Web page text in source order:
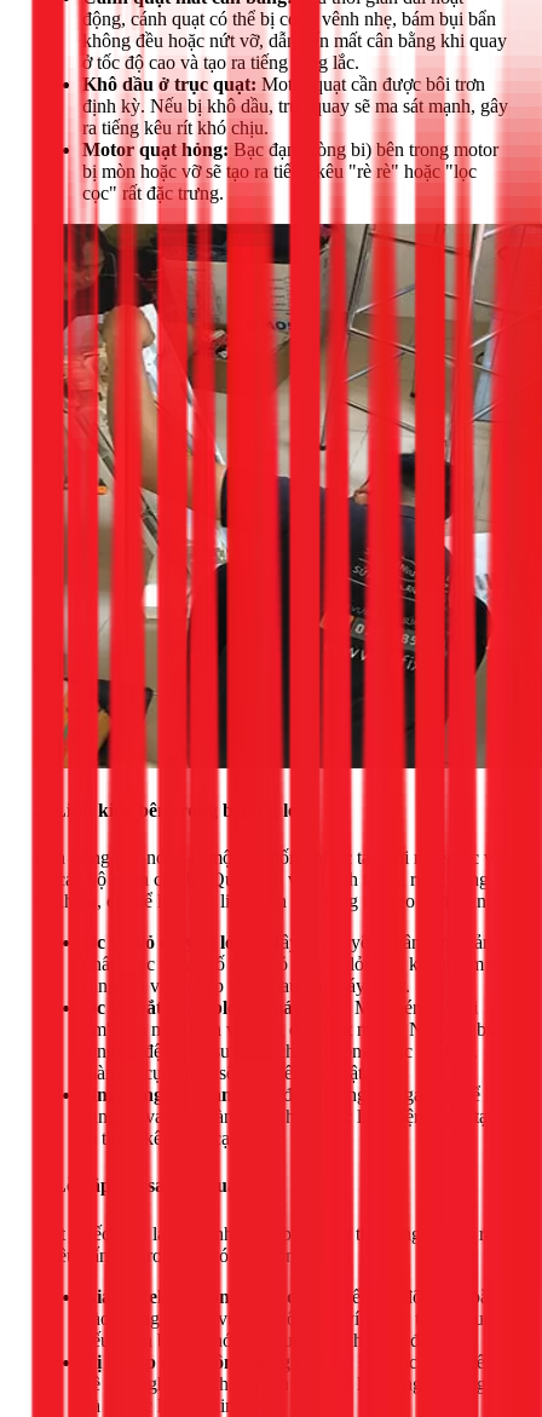
động, cánh quạt có thể bị cong vênh nhẹ, bám bụi bẩn
không đều hoặc nứt vỡ, dẫn đến mất cân bằng khi quay
ở tốc độ cao và tạo ra tiếng rung lắc.
Khô dầu ở trục quạt: Motor quạt cần được bôi trơn
định kỳ. Nếu bị khô dầu, trục quay sẽ ma sát mạnh, gây
ra tiếng kêu rít khó chịu.
Motor quạt hỏng: Bạc đạn (vòng bi) bên trong motor
bị mòn hoặc vỡ sẽ tạo ra tiếng kêu "rè rè" hoặc "lọc
cọc" rất đặc trưng.
2. Linh kiện bên trong bị lỏng lẻo
Bên trong cục nóng là một hệ thống phức tạp với nhiều ốc vít
và các bộ phận cơ khí. Quá trình vận hành tạo ra rung động
tự nhiên, có thể làm các linh kiện này lỏng ra theo thời gian.
Ốc vít vỏ máy bị lỏng:
Đây là nguyên nhân đơn giản
nhất. Các ốc vít cố định vỏ máy bị lỏng sẽ khiến tấm vỏ
rung lên và va đập vào nhau khi máy chạy.
Ốc vít bắt chân block (máy nén):
Máy nén là "trái
tim" của máy lạnh và rung động rất mạnh. Nếu các bu
lông và đệm cao su giảm chấn bị lỏng hoặc lão hóa,
toàn bộ cục nóng sẽ rung lên bần bật.
Ống đồng va chạm:
Các đường ống dẫn gas có thể bị
rung và va vào thành máy hoặc các linh kiện khác, tạo
ra tiếng kêu lạch cạch.
3. Lỗi lắp đặt sai kỹ thuật
Một chiếc máy lạnh tốt nhưng lắp đặt cẩu thả cũng sẽ gây ra
nhiều vấn đề, trong đó có tiếng ồn.
Giá đỡ (eke) không chắc chắn:
Nếu giá đỡ được bắt
vào tường không vững, không đủ vít, hoặc tường quá
yếu, toàn bộ cục nóng sẽ rung lắc khi hoạt động.
Vị trí lắp đặt không bằng phẳng:
Đặt cục nóng trên
bề mặt nghiêng, không cân bằng sẽ làm tăng độ rung
và áp lực lên các linh kiện.